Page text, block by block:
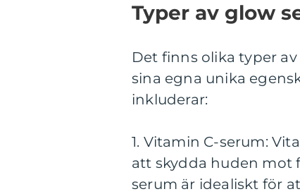
Typer av glow
Det finns olika typer
sina egna unika
inkluderar:
1. Vitamin C-serum:
att skydda huden mot
serum är idealiskt för